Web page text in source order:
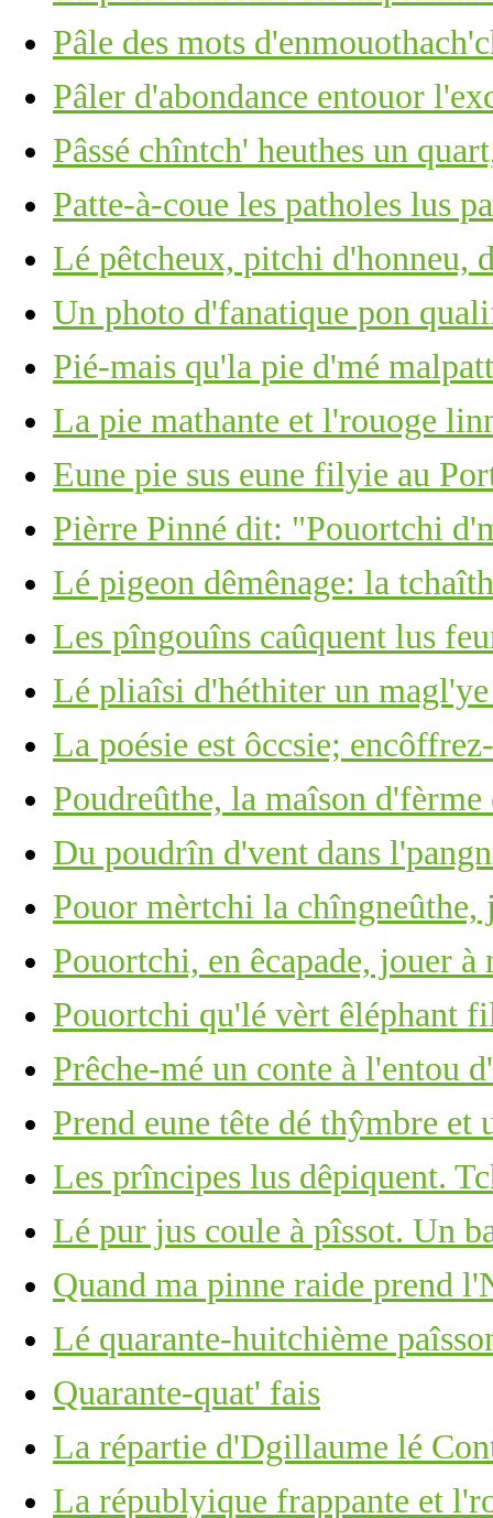
Pâle des mots
Pâler d'abondance entouor
Pâssé chîntch' heuthes un
Patte-à-coue les patholes lus
Lé pêtcheux, pitchi d'honneu,
Un photo d'fanatique pon
Pié-mais qu'la pie d'mé
La pie mathante et l'rouoge
Eune pie sus eune filyie au
Pièrre Pinné dit: "Pouortchi
Lé pigeon dêmênage: la
Les pîngouîns caûquent lus
Lé pliaîsi d'héthiter un
La poésie est ôccsie;
Poudreûthe, la maîson
Du poudrîn d'vent dans
Pouor mèrtchi la chîngneûthe,
Pouortchi, en êcapade, jouer à
Pouortchi qu'lé vèrt êléphant
Prêche-mé un conte à l'entou
Prend eune tête dé thŷmbre et
Les prîncipes lus dêpiquent.
Lé pur jus coule à pîssot. Un
Quand ma pinne raide prend
Lé quarante-huitchième
Quarante-quat' fais
La répartie d'Dgillaume lé
La républyique frappante et